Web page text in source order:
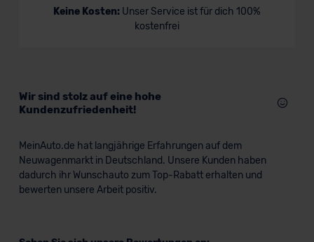
Keine Kosten: Unser Service ist für dich 100%
kostenfrei
Wir sind stolz auf eine hohe
Kundenzufriedenheit!
MeinAuto.de hat langjährige Erfahrungen auf dem
Neuwagenmarkt in Deutschland. Unsere Kunden haben
dadurch ihr Wunschauto zum Top-Rabatt erhalten und
bewerten unsere Arbeit positiv.